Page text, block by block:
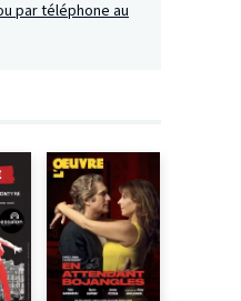
par téléphone au